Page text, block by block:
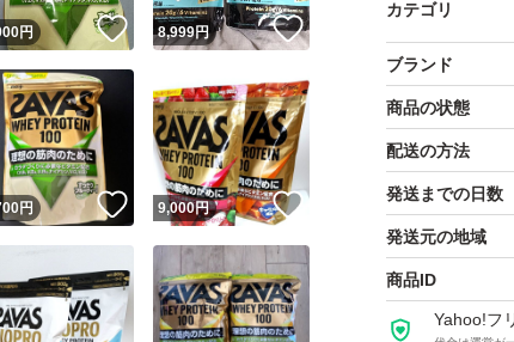
カテゴリ
ブランド
商品の状態
配送の方法
発送までの日数
発送元の地域
商品ID
Yahoo!フ
！
円 いいね！
8,999円 いいね！
！
円 いいね！
9,000円 いいね！